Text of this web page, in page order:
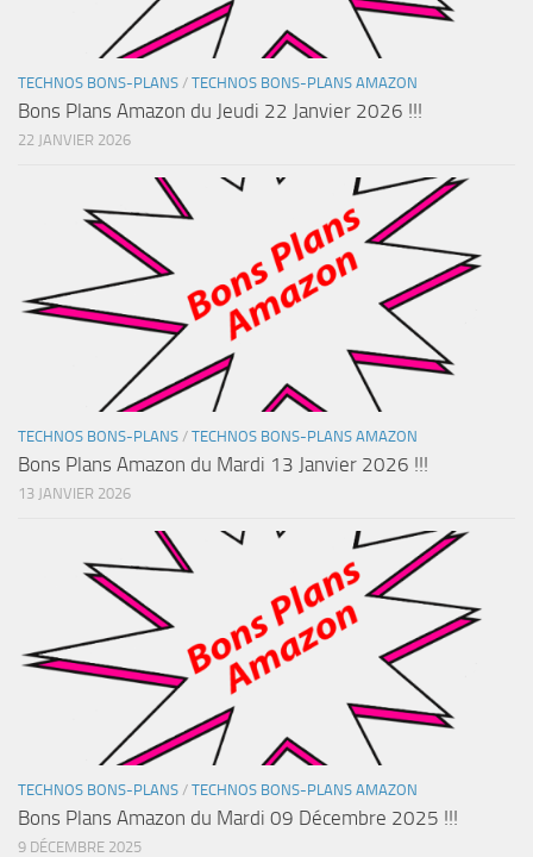
TECHNOS BONS-PLANS / TECHNOS BONS-PLANS AMAZON
Bons Plans Amazon du Jeudi 22 Janvier 2026 !!!
22 JANVIER 2026
TECHNOS BONS-PLANS / TECHNOS BONS-PLANS AMAZON
Bons Plans Amazon du Mardi 13 Janvier 2026 !!!
13 JANVIER 2026
TECHNOS BONS-PLANS / TECHNOS BONS-PLANS AMAZON
Bons Plans Amazon du Mardi 09 Décembre 2025 !!!
9 DÉCEMBRE 2025